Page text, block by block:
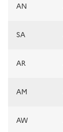
AN
SA
AR
AM
AW